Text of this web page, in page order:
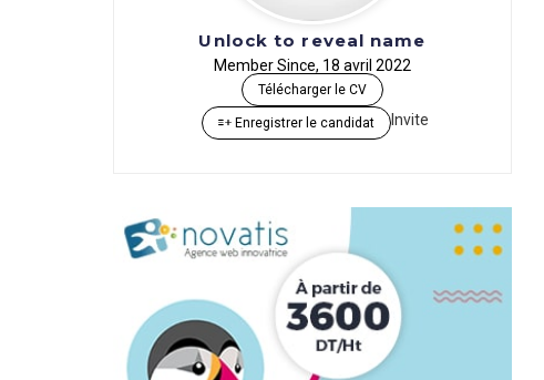
Unlock to reveal name
Member Since, 18 avril 2022
Télécharger le CV
Enregistrer le candidat Invite